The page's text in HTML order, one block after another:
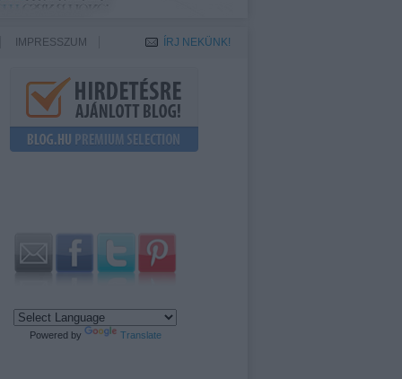
IMPRESSZUM ÍRJ NEKÜNK!
Powered by Translate